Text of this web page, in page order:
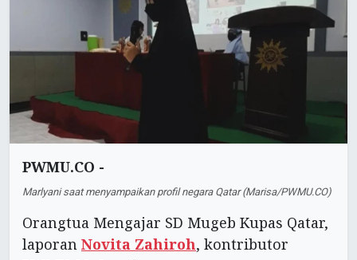
PWMU.CO -
Marlyani saat menyampaikan profil negara Qatar (Marisa/PWMU.CO)
Orangtua Mengajar SD Mugeb Kupas Qatar,
laporan Novita Zahiroh, kontributor